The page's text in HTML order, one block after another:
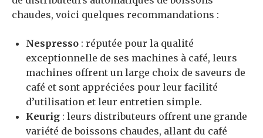
chaudes, voici quelques recommandations :
Nespresso : réputée pour la qualité
exceptionnelle de ses machines à café, leurs
machines offrent un large choix de saveurs de
café et sont appréciées pour leur facilité
d’utilisation et leur entretien simple.
Keurig : leurs distributeurs offrent une grande
variété de boissons chaudes, allant du café